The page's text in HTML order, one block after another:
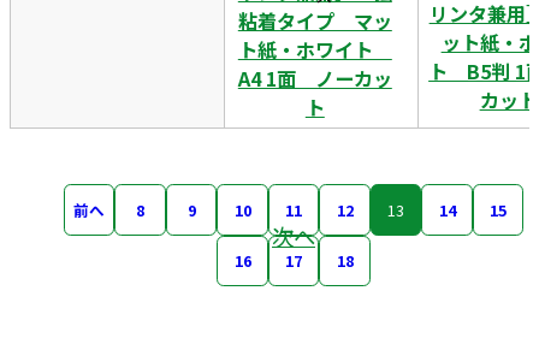
粘着タイプ マッ
ト紙・ホワイト
A4 1面 ノーカッ
ト
リンタ兼
ット紙・
ト B5判 1
カット
前へ 8 9 10 11 12 13 14 15
16 17 18
次へ